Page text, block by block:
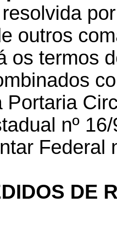
outros
os termos
Portaria
nº
Federal
DE